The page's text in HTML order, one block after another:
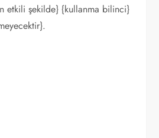
etkili şekilde} {kullanma bilinci}